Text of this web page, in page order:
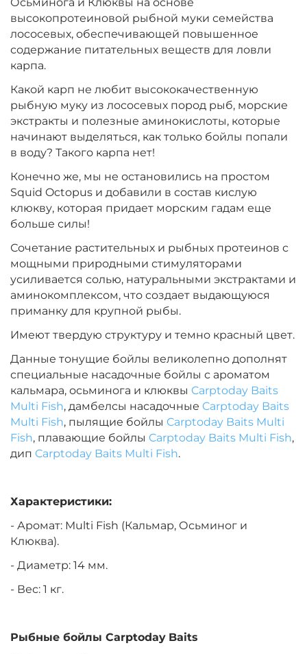
Диаметр:
Вкус:
Острые Специи
Диаметр:
20 мм
Вкус:
Острые Специи
‍899‍ ₽‍1 058‍ ₽ +
−
Вкус:
Медовая Дыня
‍899‍ ₽ ‍1 058‍ +
Вкус:
Медовая Дыня
‍899‍ ₽‍1 058‍₽ +
−
Диаметр:
‍899‍ ₽‍1 058‍₽ +
−
Диаметр:
Вкус:
‍899‍ ₽‍1 058‍₽ −
высокопротеиновой рыбной муки семейства
лососевых, обеспечивающей повышенное
содержание питательных веществ для ловли
карпа.
Какой карп не любит высококачественную
рыбную муку из лососевых пород рыб, морские
экстракты и полезные аминокислоты, которые
начинают выделяться, как только бойлы попали
в воду? Такого карпа нет!
Конечно же, мы не остановились на простом
Squid Octopus и добавили в состав кислую
клюкву, которая придает морским гадам еще
больше силы!
Сочетание растительных и рыбных протеинов с
мощными природными стимуляторами
усиливается солью, натуральными экстрактами и
аминокомплексом, что создает выдающуюся
приманку для крупной рыбы.
Имеют твердую структуру и темно красный цвет.
Данные тонущие бойлы великолепно дополнят
специальные насадочные бойлы с ароматом
кальмара, осьминога и клюквы Carptoday Baits
Multi Fish, дамбелсы насадочные Carptoday Baits
Multi Fish, пылящие бойлы Carptoday Baits Multi
Fish, плавающие бойлы Carptoday Baits Multi Fish,
дип Carptoday Baits Multi Fish.
Характеристики:
- Аромат: Multi Fish (Кальмар, Осьминог и
Клюква).
- Диаметр: 14 мм.
- Вес: 1 кг.
Рыбные бойлы Carptoday Baits